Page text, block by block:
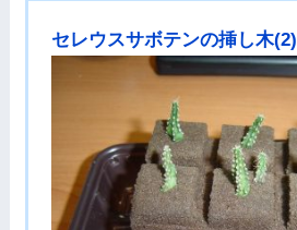
セレウスサボテンの挿し木(2)